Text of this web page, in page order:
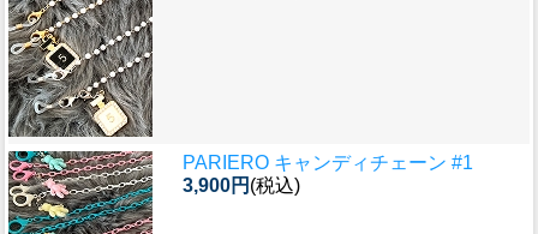
PARIERO キャンディチェーン #1
3,900円 (税込)